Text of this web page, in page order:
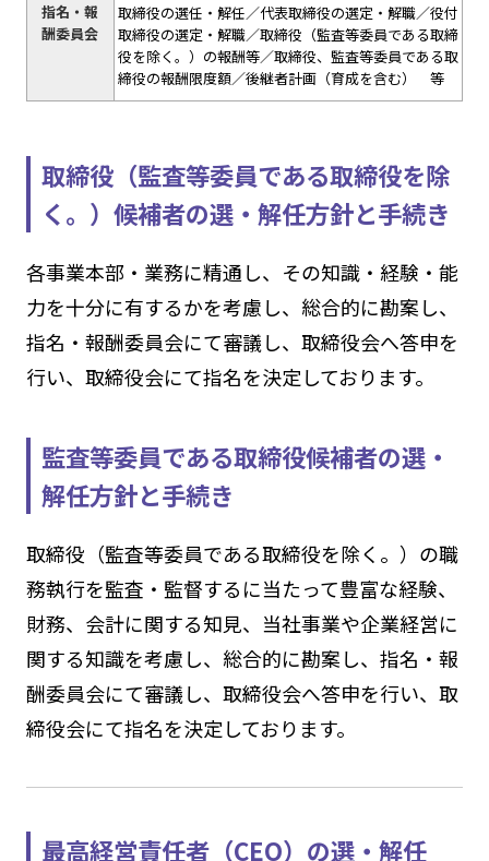
指名・報
酬委員会
取締役の選任・解任／代表取締役の選定・解職／役付
取締役の選定・解職／取締役（監査等委員である取締
役を除く。）の報酬等／取締役、監査等委員である取
締役の報酬限度額／後継者計画（育成を含む） 等
取締役（監査等委員である取締役を除
く。）候補者の選・解任方針と手続き
各事業本部・業務に精通し、その知識・経験・能
力を十分に有するかを考慮し、総合的に勘案し、
指名・報酬委員会にて審議し、取締役会へ答申を
行い、取締役会にて指名を決定しております。
監査等委員である取締役候補者の選・
解任方針と手続き
取締役（監査等委員である取締役を除く。）の職
務執行を監査・監督するに当たって豊富な経験、
財務、会計に関する知見、当社事業や企業経営に
関する知識を考慮し、総合的に勘案し、指名・報
酬委員会にて審議し、取締役会へ答申を行い、取
締役会にて指名を決定しております。
最高経営責任者（CEO）の選・解任